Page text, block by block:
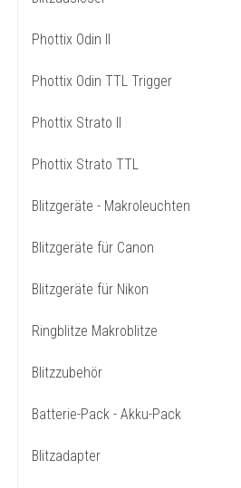
Phottix Odin II
Phottix Odin TTL Trigger
Phottix Strato II
Phottix Strato TTL
Blitzgeräte - Makroleuchten
Blitzgeräte für Canon
Blitzgeräte für Nikon
Ringblitze Makroblitze
Blitzzubehör
Batterie-Pack - Akku-Pack
Blitzadapter